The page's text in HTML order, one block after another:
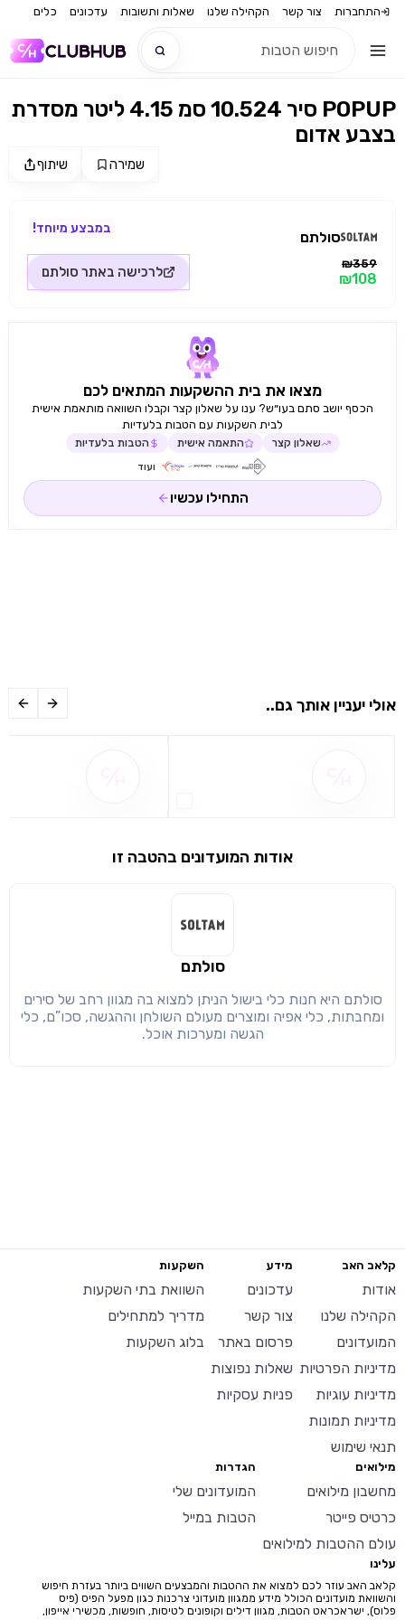
התחברות צור קשר הקהילה שלנו שאלות ותשובות עדכונים כלים
שיתוף
מימוש הטבה זו ניתן רק לחברי
שיתוף שמירה
סיר 10.524 סמ 4.15 ליטר מסדרת POPUP
בצבע אדום
סולתם במבצע מיוחד!
₪359
₪108 לרכישה באתר סולתם
מצאו את בית ההשקעות המתאים לכם
הכסף יושב סתם בעו״ש? ענו על שאלון קצר וקבלו השוואה מותאמת אישית
לבית השקעות עם הטבות בלעדיות
שאלון קצר התאמה אישית הטבות בלעדיות
ועוד
התחילו עכשיו
אולי יעניין אותך גם..
אודות המועדונים בהטבה זו
סולתם
סולתם היא חנות כלי בישול הניתן למצוא בה מגוון רחב של סירים
ומחבתות, כלי אפיה ומוצרים מעולם השולחן וההגשה, סכו”ם, כלי
הגשה ומערכות אוכל.
קלאב האב
אודות
הקהילה שלנו
המועדונים
מדיניות הפרטיות
מדיניות עוגיות
מדיניות תמונות
תנאי שימוש
מידע
עדכונים
צור קשר
פרסום באתר
שאלות נפוצות
פניות עסקיות
השקעות
השוואת בתי השקעות
מדריך למתחילים
בלוג השקעות
מילואים
מחשבון מילואים
כרטיס פייטר
עולם ההטבות למילואים
הגדרות
המועדונים שלי
הטבות במייל
עלינו
קלאב האב עוזר לכם למצוא את ההטבות והמבצעים השווים ביותר בעזרת חיפוש
והשוואת מועדונים הכולל מידע ממגוון מועדוני צרכנות כגון מפעל הפיס (פיס
פלוס), ישראכראט הטבות, מגוון דילים וקופונים לטיסות, חופשות, מכשירי אייפון,